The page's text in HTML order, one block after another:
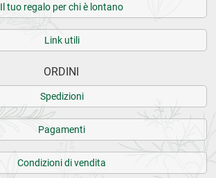
Il tuo regalo per chi è lontano
Link utili
ORDINI
Spedizioni
Pagamenti
Condizioni di vendita